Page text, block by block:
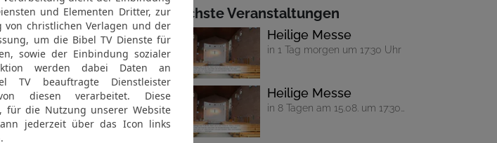
Nächste Veranstaltungen
Heilige Messe
in 1 Tag morgen um 17:30 Uhr
Heilige Messe
in 8 Tagen am 15.08. um 17:30